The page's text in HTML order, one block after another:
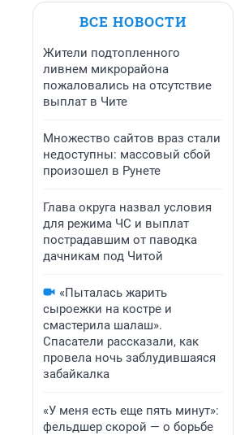
ВСЕ НОВОСТИ
Жители подтопленного
ливнем микрорайона
пожаловались на отсутствие
выплат в Чите
Множество сайтов враз стали
недоступны: массовый сбой
произошел в Рунете
Глава округа назвал условия
для режима ЧС и выплат
пострадавшим от паводка
дачникам под Читой
«Пыталась жарить
сыроежки на костре и
смастерила шалаш».
Спасатели рассказали, как
провела ночь заблудившаяся
забайкалка
«У меня есть еще пять минут»:
фельдшер скорой — о борьбе